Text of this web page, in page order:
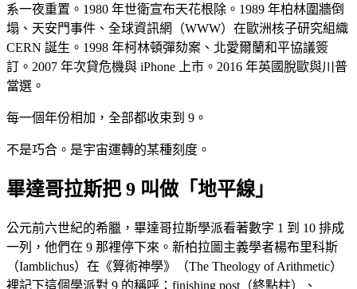
系一夜重置。1980 年世衛宣布天花根除。1989 年柏林圍牆倒
塌、天安門事件、全球資訊網（WWW）在歐洲核子研究組織
CERN 誕生。1998 年柯林頓彈劾案、北愛爾蘭和平協議簽
訂。2007 年次貸危機與 iPhone 上市。2016 年英國脫歐與川普
當選。
每一個年份相加，全部都收束到 9。
不是巧合。是宇宙運轉的某種刻度。
畢達哥拉斯把 9 叫做「地平線」
公元前六世紀的希臘，畢達哥拉斯學派看著數字 1 到 10 排成
一列，他們在 9 那裡停下來。新柏拉圖主義學者楊布里科斯
（Iamblichus）在《算術神學》（The Theology of Arithmetic）
裡記下這個學派對 9 的稱呼：finishing post（終點柱）、